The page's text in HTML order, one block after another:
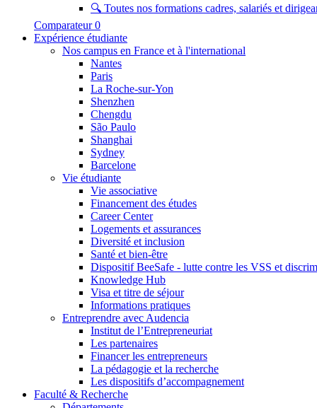
🔍 Toutes nos formations cadres, salariés et
Comparateur 0
Expérience étudiante
Nos campus en France et à l'international
Nantes
Paris
La Roche-sur-Yon
Shenzhen
Chengdu
São Paulo
Shanghai
Sydney
Barcelone
Vie étudiante
Vie associative
Financement des études
Career Center
Logements et assurances
Diversité et inclusion
Santé et bien-être
Dispositif BeeSafe - lutte contre les VSS et
Knowledge Hub
Visa et titre de séjour
Informations pratiques
Entreprendre avec Audencia
Institut de l’Entrepreneuriat
Les partenaires
Financer les entrepreneurs
La pédagogie et la recherche
Les dispositifs d’accompagnement
Faculté & Recherche